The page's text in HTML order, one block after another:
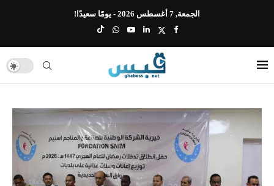
الجمعة, 7 أغسطس 2026 - يومًا سعيدًا!